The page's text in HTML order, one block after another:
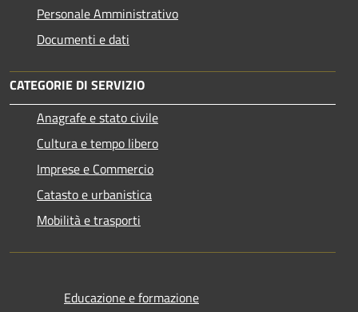
Personale Amministrativo
Documenti e dati
CATEGORIE DI SERVIZIO
Anagrafe e stato civile
Cultura e tempo libero
Imprese e Commercio
Catasto e urbanistica
Mobilità e trasporti
Educazione e formazione